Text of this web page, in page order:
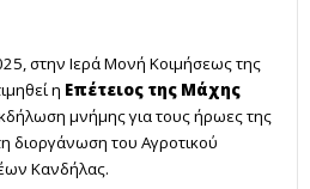
στην Ιερά Μονή Κοιμήσεως της
η Επέτειος της Μάχης
μνήμης για τους ήρωες της
διοργάνωση του Αγροτικού
Κανδήλας.